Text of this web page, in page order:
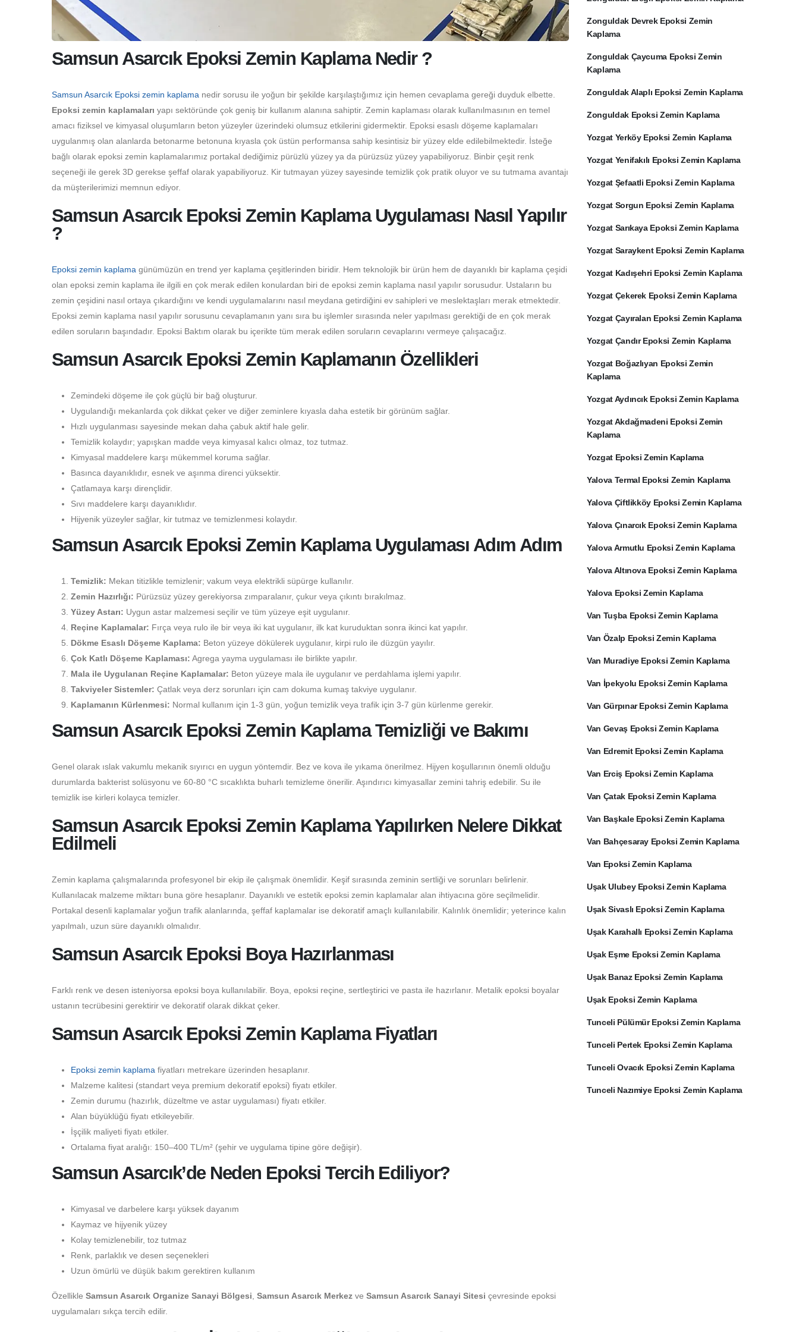
Samsun Asarcık Epoksi Zemin Kaplama Nedir ?
Samsun Asarcık Epoksi zemin kaplama nedir sorusu ile yoğun bir şekilde karşılaştığımız için hemen cevaplama gereği duyduk elbette.
Epoksi zemin kaplamaları yapı sektöründe çok geniş bir kullanım alanına sahiptir. Zemin kaplaması olarak kullanılmasının en temel
amacı fiziksel ve kimyasal oluşumların beton yüzeyler üzerindeki olumsuz etkilerini gidermektir. Epoksi esaslı döşeme kaplamaları
uygulanmış olan alanlarda betonarme betonuna kıyasla çok üstün performansa sahip kesintisiz bir yüzey elde edilebilmektedir. İsteğe
bağlı olarak epoksi zemin kaplamalarımız portakal dediğimiz pürüzlü yüzey ya da pürüzsüz yüzey yapabiliyoruz. Binbir çeşit renk
seçeneği ile gerek 3D gerekse şeffaf olarak yapabiliyoruz. Kir tutmayan yüzey sayesinde temizlik çok pratik oluyor ve su tutmama avantajı
da müşterilerimizi memnun ediyor.
Samsun Asarcık Epoksi Zemin Kaplama Uygulaması Nasıl Yapılır
?
Epoksi zemin kaplama günümüzün en trend yer kaplama çeşitlerinden biridir. Hem teknolojik bir ürün hem de dayanıklı bir kaplama çeşidi
olan epoksi zemin kaplama ile ilgili en çok merak edilen konulardan biri de epoksi zemin kaplama nasıl yapılır sorusudur. Ustaların bu
zemin çeşidini nasıl ortaya çıkardığını ve kendi uygulamalarını nasıl meydana getirdiğini ev sahipleri ve meslektaşları merak etmektedir.
Epoksi zemin kaplama nasıl yapılır sorusunu cevaplamanın yanı sıra bu işlemler sırasında neler yapılması gerektiği de en çok merak
edilen soruların başındadır. Epoksi Baktım olarak bu içerikte tüm merak edilen soruların cevaplarını vermeye çalışacağız.
Samsun Asarcık Epoksi Zemin Kaplamanın Özellikleri
Zemindeki döşeme ile çok güçlü bir bağ oluşturur.
Uygulandığı mekanlarda çok dikkat çeker ve diğer zeminlere kıyasla daha estetik bir görünüm sağlar.
Hızlı uygulanması sayesinde mekan daha çabuk aktif hale gelir.
Temizlik kolaydır; yapışkan madde veya kimyasal kalıcı olmaz, toz tutmaz.
Kimyasal maddelere karşı mükemmel koruma sağlar.
Basınca dayanıklıdır, esnek ve aşınma direnci yüksektir.
Çatlamaya karşı dirençlidir.
Sıvı maddelere karşı dayanıklıdır.
Hijyenik yüzeyler sağlar, kir tutmaz ve temizlenmesi kolaydır.
Samsun Asarcık Epoksi Zemin Kaplama Uygulaması Adım Adım
Temizlik: Mekan titizlikle temizlenir; vakum veya elektrikli süpürge kullanılır.
Zemin Hazırlığı: Pürüzsüz yüzey gerekiyorsa zımparalanır, çukur veya çıkıntı bırakılmaz.
Yüzey Astarı: Uygun astar malzemesi seçilir ve tüm yüzeye eşit uygulanır.
Reçine Kaplamalar: Fırça veya rulo ile bir veya iki kat uygulanır, ilk kat kuruduktan sonra ikinci kat yapılır.
Dökme Esaslı Döşeme Kaplama: Beton yüzeye dökülerek uygulanır, kirpi rulo ile düzgün yayılır.
Çok Katlı Döşeme Kaplaması: Agrega yayma uygulaması ile birlikte yapılır.
Mala ile Uygulanan Reçine Kaplamalar: Beton yüzeye mala ile uygulanır ve perdahlama işlemi yapılır.
Takviyeler Sistemler: Çatlak veya derz sorunları için cam dokuma kumaş takviye uygulanır.
Kaplamanın Kürlenmesi: Normal kullanım için 1-3 gün, yoğun temizlik veya trafik için 3-7 gün kürlenme gerekir.
Samsun Asarcık Epoksi Zemin Kaplama Temizliği ve Bakımı
Genel olarak ıslak vakumlu mekanik sıyırıcı en uygun yöntemdir. Bez ve kova ile yıkama önerilmez. Hijyen koşullarının önemli olduğu
durumlarda bakterist solüsyonu ve 60-80 °C sıcaklıkta buharlı temizleme önerilir. Aşındırıcı kimyasallar zemini tahriş edebilir. Su ile
temizlik ise kirleri kolayca temizler.
Samsun Asarcık Epoksi Zemin Kaplama Yapılırken Nelere Dikkat
Edilmeli
Zemin kaplama çalışmalarında profesyonel bir ekip ile çalışmak önemlidir. Keşif sırasında zeminin sertliği ve sorunları belirlenir.
Kullanılacak malzeme miktarı buna göre hesaplanır. Dayanıklı ve estetik epoksi zemin kaplamalar alan ihtiyacına göre seçilmelidir.
Portakal desenli kaplamalar yoğun trafik alanlarında, şeffaf kaplamalar ise dekoratif amaçlı kullanılabilir. Kalınlık önemlidir; yeterince kalın
yapılmalı, uzun süre dayanıklı olmalıdır.
Samsun Asarcık Epoksi Boya Hazırlanması
Farklı renk ve desen isteniyorsa epoksi boya kullanılabilir. Boya, epoksi reçine, sertleştirici ve pasta ile hazırlanır. Metalik epoksi boyalar
ustanın tecrübesini gerektirir ve dekoratif olarak dikkat çeker.
Samsun Asarcık Epoksi Zemin Kaplama Fiyatları
Epoksi zemin kaplama fiyatları metrekare üzerinden hesaplanır.
Malzeme kalitesi (standart veya premium dekoratif epoksi) fiyatı etkiler.
Zemin durumu (hazırlık, düzeltme ve astar uygulaması) fiyatı etkiler.
Alan büyüklüğü fiyatı etkileyebilir.
İşçilik maliyeti fiyatı etkiler.
Ortalama fiyat aralığı: 150–400 TL/m² (şehir ve uygulama tipine göre değişir).
Samsun Asarcık’de Neden Epoksi Tercih Ediliyor?
Kimyasal ve darbelere karşı yüksek dayanım
Kaymaz ve hijyenik yüzey
Kolay temizlenebilir, toz tutmaz
Renk, parlaklık ve desen seçenekleri
Uzun ömürlü ve düşük bakım gerektiren kullanım
Özellikle Samsun Asarcık Organize Sanayi Bölgesi Samsun Asarcık Merkez ve Samsun Asarcık Sanayi Sitesi çevresinde epoksi
uygulamaları sıkça tercih edilir.
Zonguldak Devrek Epoksi Zemin
Kaplama
Zonguldak Çaycuma Epoksi Zemin
Kaplama
Zonguldak Alaplı Epoksi Zemin Kaplama
Zonguldak Epoksi Zemin Kaplama
Yozgat Yerköy Epoksi Zemin Kaplama
Yozgat Yenifakılı Epoksi Zemin Kaplama
Yozgat Şefaatli Epoksi Zemin Kaplama
Yozgat Sorgun Epoksi Zemin Kaplama
Yozgat Sarıkaya Epoksi Zemin Kaplama
Yozgat Saraykent Epoksi Zemin Kaplama
Yozgat Kadışehri Epoksi Zemin Kaplama
Yozgat Çekerek Epoksi Zemin Kaplama
Yozgat Çayıralan Epoksi Zemin Kaplama
Yozgat Çandır Epoksi Zemin Kaplama
Yozgat Boğazlıyan Epoksi Zemin
Kaplama
Yozgat Aydıncık Epoksi Zemin Kaplama
Yozgat Akdağmadeni Epoksi Zemin
Kaplama
Yozgat Epoksi Zemin Kaplama
Yalova Termal Epoksi Zemin Kaplama
Yalova Çiftlikköy Epoksi Zemin Kaplama
Yalova Çınarcık Epoksi Zemin Kaplama
Yalova Armutlu Epoksi Zemin Kaplama
Yalova Altınova Epoksi Zemin Kaplama
Yalova Epoksi Zemin Kaplama
Van Tuşba Epoksi Zemin Kaplama
Van Özalp Epoksi Zemin Kaplama
Van Muradiye Epoksi Zemin Kaplama
Van İpekyolu Epoksi Zemin Kaplama
Van Gürpınar Epoksi Zemin Kaplama
Van Gevaş Epoksi Zemin Kaplama
Van Edremit Epoksi Zemin Kaplama
Van Erciş Epoksi Zemin Kaplama
Van Çatak Epoksi Zemin Kaplama
Van Başkale Epoksi Zemin Kaplama
Van Bahçesaray Epoksi Zemin Kaplama
Van Epoksi Zemin Kaplama
Uşak Ulubey Epoksi Zemin Kaplama
Uşak Sivaslı Epoksi Zemin Kaplama
Uşak Karahallı Epoksi Zemin Kaplama
Uşak Eşme Epoksi Zemin Kaplama
Uşak Banaz Epoksi Zemin Kaplama
Uşak Epoksi Zemin Kaplama
Tunceli Pülümür Epoksi Zemin Kaplama
Tunceli Pertek Epoksi Zemin Kaplama
Tunceli Ovacık Epoksi Zemin Kaplama
Tunceli Nazımiye Epoksi Zemin Kaplama